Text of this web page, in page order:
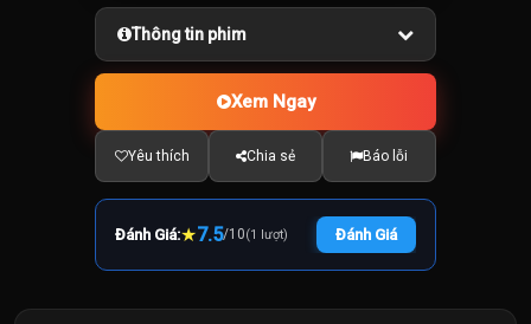
Thông tin phim
Xem Ngay
Yêu thích Chia sẻ Báo lỗi
Đánh Giá:★7.5/10(1 lượt) Đánh Giá